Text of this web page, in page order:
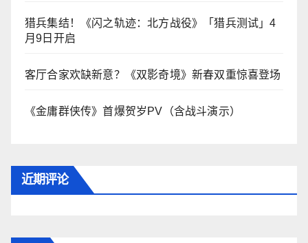
猎兵集结！《闪之轨迹：北方战役》「猎兵测试」4
月9日开启
客厅合家欢缺新意？《双影奇境》新春双重惊喜登场
《金庸群侠传》首爆贺岁PV（含战斗演示）
近期评论